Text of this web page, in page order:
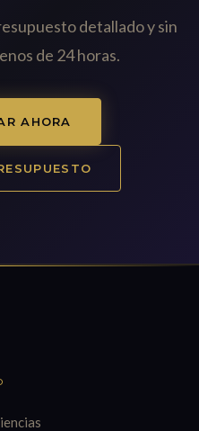
detallado y sin
de 24 horas.
AHORA